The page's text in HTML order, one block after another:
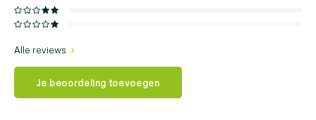
Alle reviews
Je beoordeling toevoegen